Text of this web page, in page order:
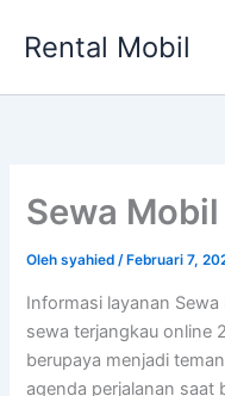
Rental Mobil
Sewa
Olehsyahied/ Februari 7,
Informasi layanan
sewa terjangkau online
berupaya menjadi
agenda perjalanan saat